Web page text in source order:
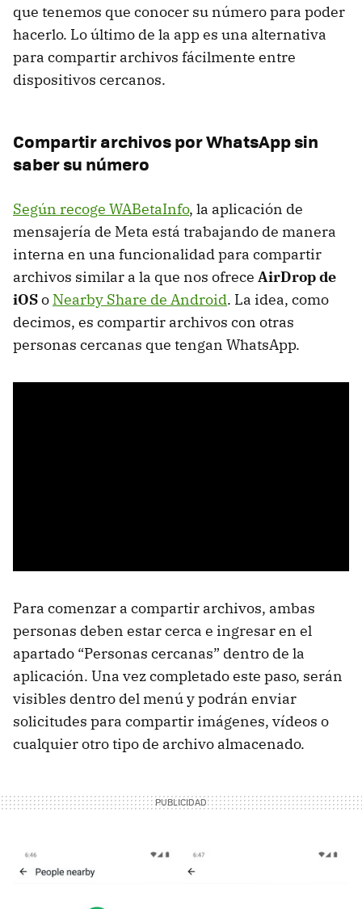
que tenemos que conocer su número para poder
hacerlo. Lo último de la app es una alternativa
para compartir archivos fácilmente entre
dispositivos cercanos.
Compartir archivos por WhatsApp sin
saber su número
Según recoge WABetaInfo, la aplicación de
mensajería de Meta está trabajando de manera
interna en una funcionalidad para compartir
archivos similar a la que nos ofrece AirDrop de
iOSo Nearby Share de Android. La idea, como
decimos, es compartir archivos con otras
personas cercanas que tengan WhatsApp.
Para comenzar a compartir archivos, ambas
personas deben estar cerca e ingresar en el
apartado “Personas cercanas” dentro de la
aplicación. Una vez completado este paso, serán
visibles dentro del menú y podrán enviar
solicitudes para compartir imágenes, vídeos o
cualquier otro tipo de archivo almacenado.